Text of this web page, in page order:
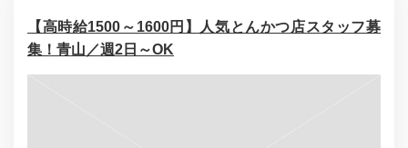
【高時給1500～1600円】人気とんかつ店スタッフ募
集！青山／週2日～OK